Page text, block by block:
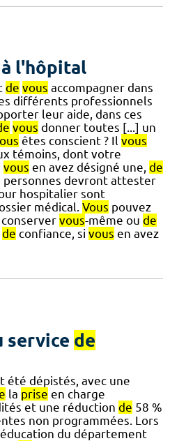
à l'hôpital
de vous accompagner dans
différents professionnels
leur aide, dans ces
vous donner toutes [...] un
êtes conscient ? Il vous
témoins, dont votre
vous en avez désigné une, de
personnes devront attester
hospitalier sont
médical. Vous pouvez
vous-même ou de
de confiance, si vous en avez
service de
été dépistés, avec une
la prise en charge
et une réduction de 58 %
non programmées. Lors
du département